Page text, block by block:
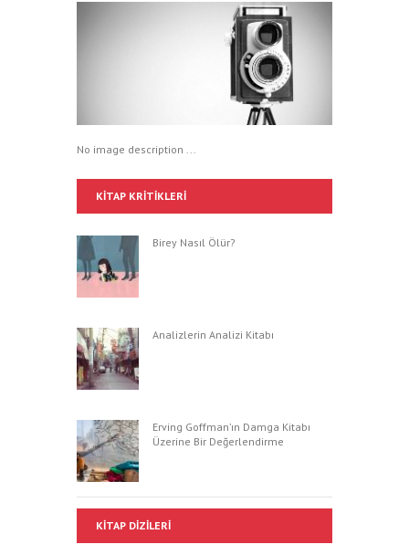
No image description ...
KITAP KRITIKLERI
Birey Nasıl Ölür?
Analizlerin Analizi Kitabı
Erving Goffman’ın Damga Kitabı
Üzerine Bir Değerlendirme
KITAP DIZILERI